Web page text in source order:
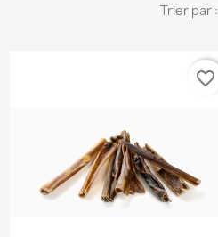
Trier par :
favorite_border